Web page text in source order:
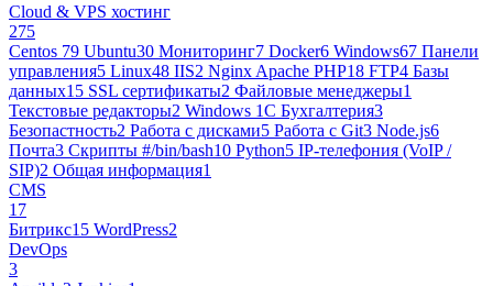
Cloud & VPS хостинг
275
Centos 79 Ubuntu30 Мониторинг7 Docker6 Windows67 Панели
управления5 Linux48 IIS2 Nginx Apache PHP18 FTP4 Базы
данных15 SSL сертификаты2 Файловые менеджеры1
Текстовые редакторы2 Windows 1С Бухгалтерия3
Безопастность2 Работа с дисками5 Работа с Git3 Node.js6
Почта3 Cкрипты #/bin/bash10 Python5 IP-телефония (VoIP /
SIP)2 Общая информация1
CMS
17
Битрикс15 WordPress2
DevOps
3